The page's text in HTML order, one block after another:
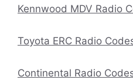
Kennwood MDV Radio
Toyota ERC Radio
Continental Radio